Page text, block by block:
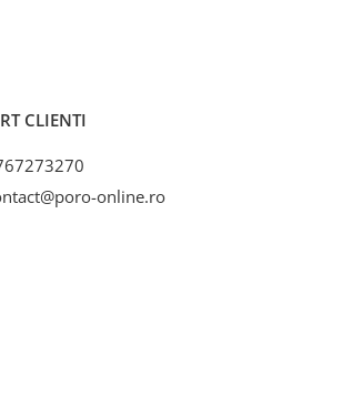
CLIENTI
online.ro